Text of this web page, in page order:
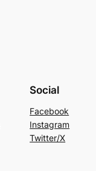
Social
Facebook
Instagram
Twitter/X